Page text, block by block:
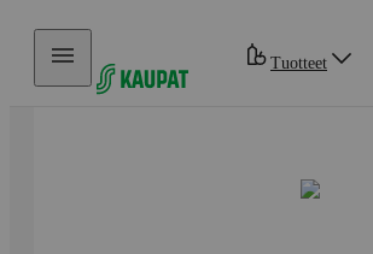
Hyppää sisältöön
Tuotteet